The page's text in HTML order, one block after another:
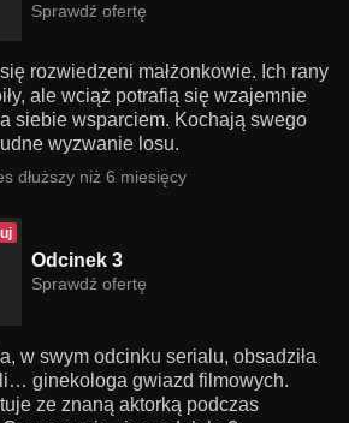
Sprawdź ofertę
rozwiedzeni małżonkowie. Ich rany
ale wciąż potrafią się wzajemnie
siebie wsparciem. Kochają swego
wyzwanie losu.
dłuższy niż 6 miesięcy
Odcinek 3
Sprawdź ofertę
w swym odcinku serialu, obsadziła
ginekologa gwiazd filmowych.
ze znaną aktorką podczas